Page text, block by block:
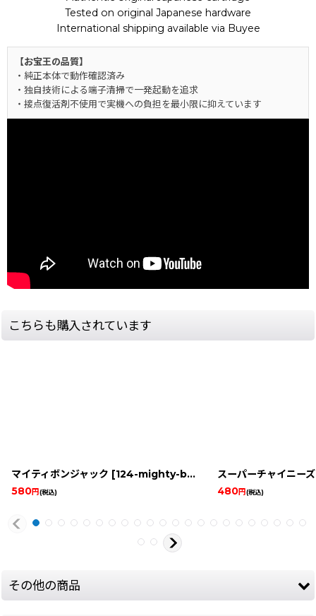
Tested on original Japanese hardware
International shipping available via Buyee
【お宝王の品質】
・純正本体で動作確認済み
・独自技術による端子清掃で一発起動を追求
・接点復活剤不使用で実機への負担を最小限に抑えています
こちらも購入されています
マイティボンジャック [124-mighty-bomb-jack-famicom ]
580円(税込)
スーパーチャイニーズ
480円(税込)
その他の商品